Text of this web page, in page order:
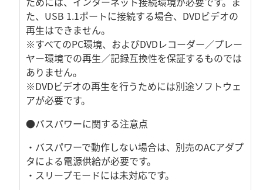
た、USB 1.1ポートに接続する場合、DVDビデオの
再生はできません。
※すべてのPC環境、およびDVDレコーダー／プレー
ヤー環境での再生／記録互換性を保証するものでは
ありません。
※DVDビデオの再生を行うためには別途ソフトウェ
アが必要です。
●バスパワーに関する注意点
・バスパワーで動作しない場合は、別売のACアダプ
タによる電源供給が必要です。
・スリープモードには未対応です。